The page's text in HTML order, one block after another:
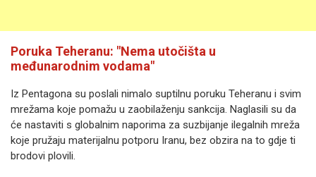
Poruka Teheranu: "Nema utočišta u
međunarodnim vodama"
Iz Pentagona su poslali nimalo suptilnu poruku Teheranu i svim
mrežama koje pomažu u zaobilaženju sankcija. Naglasili su da
će nastaviti s globalnim naporima za suzbijanje ilegalnih mreža
koje pružaju materijalnu potporu Iranu, bez obzira na to gdje ti
brodovi plovili.